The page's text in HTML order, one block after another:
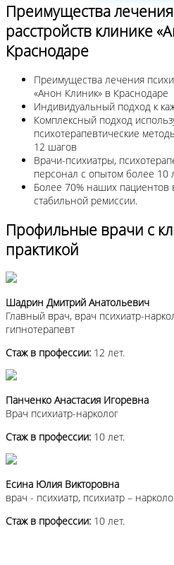
Преимущества
расстройств клинике
Краснодаре
Преимущества лечения
«Анон Клиник» в Краснодаре
Индивидуальный подход к
Комплексный подход
психотерапевтические
12 шагов
Врачи-психиатры,
персонал с опытом более 10
Более 70% наших
стабильной ремиссии.
Профильные врачи с
практикой
Шадрин Дмитрий Анатольевич
Главный врач, врач психиатр-
гипнотерапевт
Стаж в профессии: 12 лет.
Панченко Анастасия Игоревна
Врач психиатр-нарколог
Стаж в профессии: 10 лет.
Есина Юлия Викторовна
врач - психиатр, психиатр –
Стаж в профессии: 10 лет.